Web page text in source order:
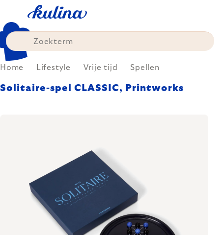
content
Home Lifestyle Vrije tijd Spellen
Solitaire-spel CLASSIC, Printworks